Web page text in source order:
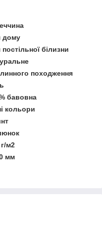
дому
білизни
походження
бавовна
кольори
м2
мм